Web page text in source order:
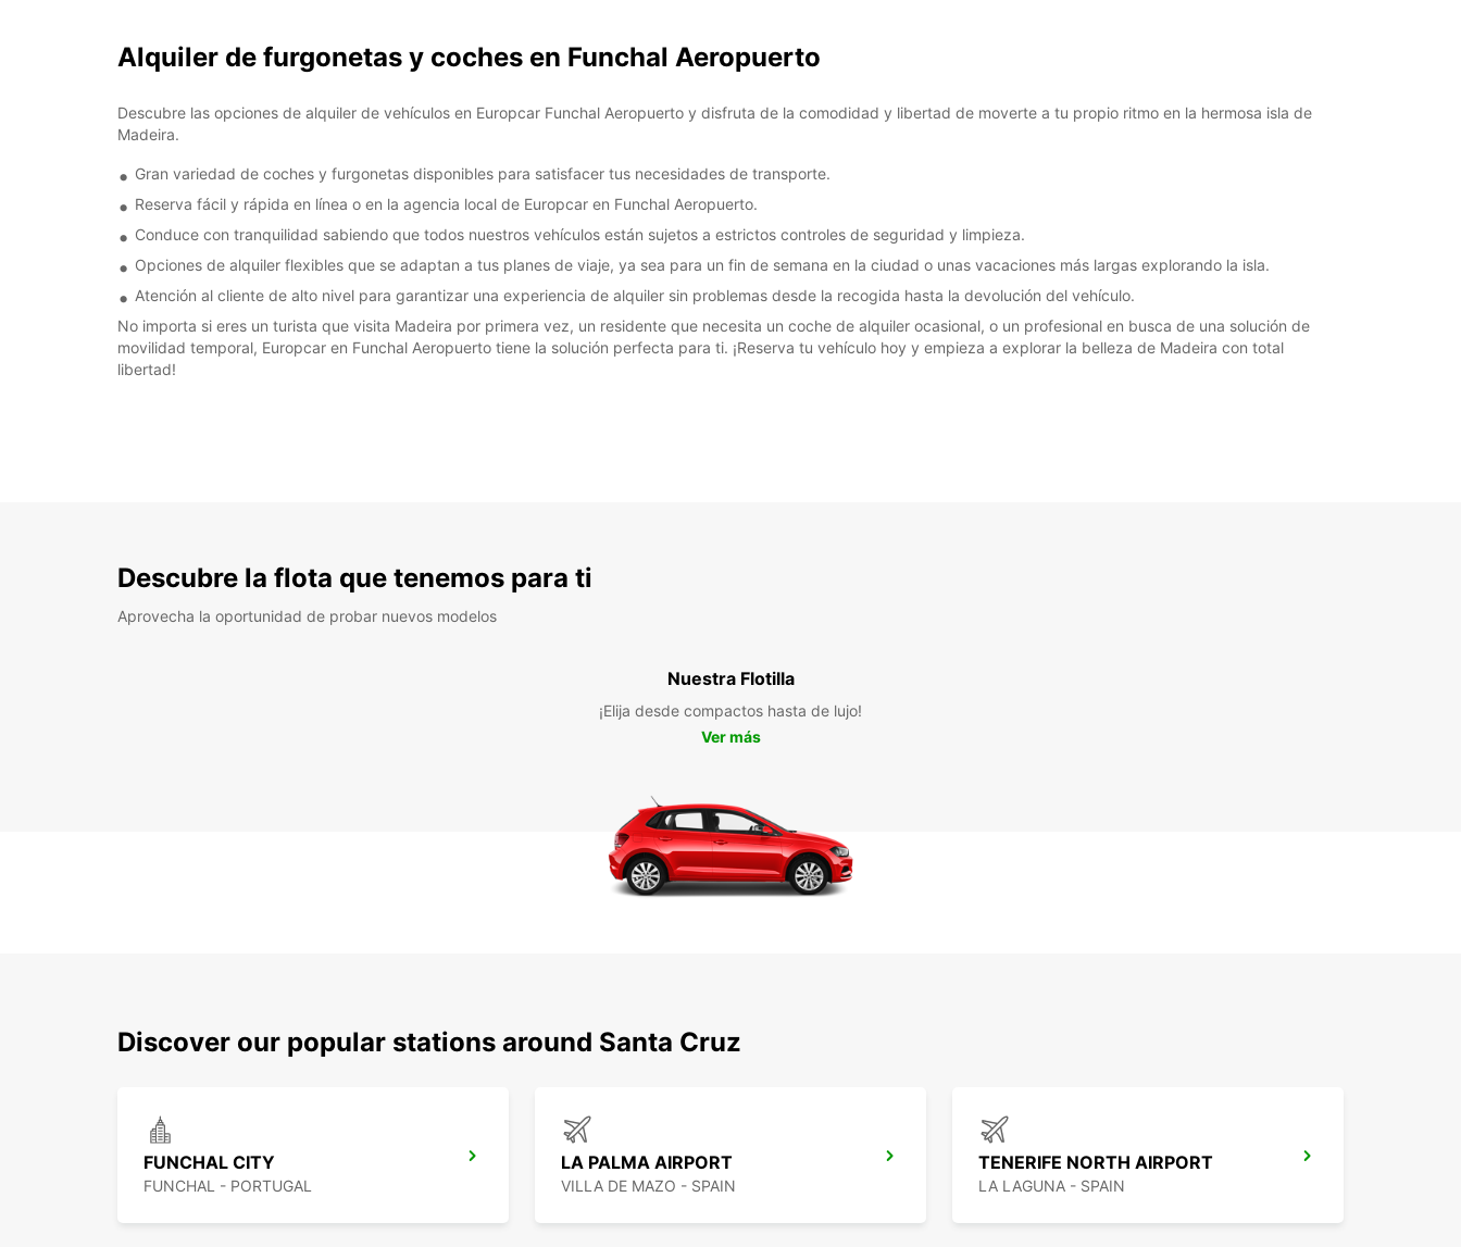
Alquiler de furgonetas y coches en Funchal Aeropuerto
Descubre las opciones de alquiler de vehículos en Europcar Funchal Aeropuerto y disfruta de la comodidad y libertad de moverte a tu propio ritmo en la hermosa isla de
Madeira.
Gran variedad de coches y furgonetas disponibles para satisfacer tus necesidades de transporte.
Reserva fácil y rápida en línea o en la agencia local de Europcar en Funchal Aeropuerto.
Conduce con tranquilidad sabiendo que todos nuestros vehículos están sujetos a estrictos controles de seguridad y limpieza.
Opciones de alquiler flexibles que se adaptan a tus planes de viaje, ya sea para un fin de semana en la ciudad o unas vacaciones más largas explorando la isla.
Atención al cliente de alto nivel para garantizar una experiencia de alquiler sin problemas desde la recogida hasta la devolución del vehículo.
No importa si eres un turista que visita Madeira por primera vez, un residente que necesita un coche de alquiler ocasional, o un profesional en busca de una solución de
movilidad temporal, Europcar en Funchal Aeropuerto tiene la solución perfecta para ti. ¡Reserva tu vehículo hoy y empieza a explorar la belleza de Madeira con total
libertad!
Descubre la flota que tenemos para ti
Aprovecha la oportunidad de probar nuevos modelos
Nuestra Flotilla
¡Elija desde compactos hasta de lujo!
Ver más
Discover our popular stations around Santa Cruz
FUNCHAL CITY
FUNCHAL - PORTUGAL
LA PALMA AIRPORT
VILLA DE MAZO - SPAIN
TENERIFE NORTH AIRPORT
LA LAGUNA - SPAIN